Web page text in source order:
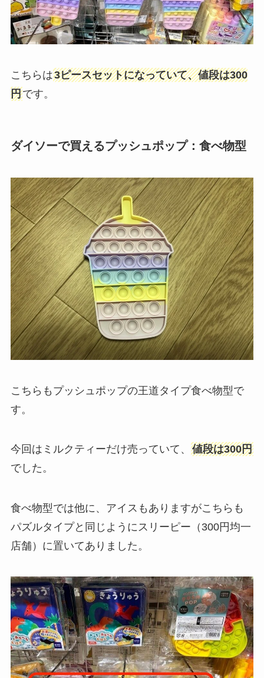
こちらは3ピースセットになっていて、値段は300
円です。
ダイソーで買えるプッシュポップ：食べ物型
こちらもプッシュポップの王道タイプ食べ物型で
す。
今回はミルクティーだけ売っていて、 値段は300円
でした。
食べ物型では他に、アイスもありますがこちらも
パズルタイプと同じようにスリーピー（300円均一
店舗）に置いてありました。